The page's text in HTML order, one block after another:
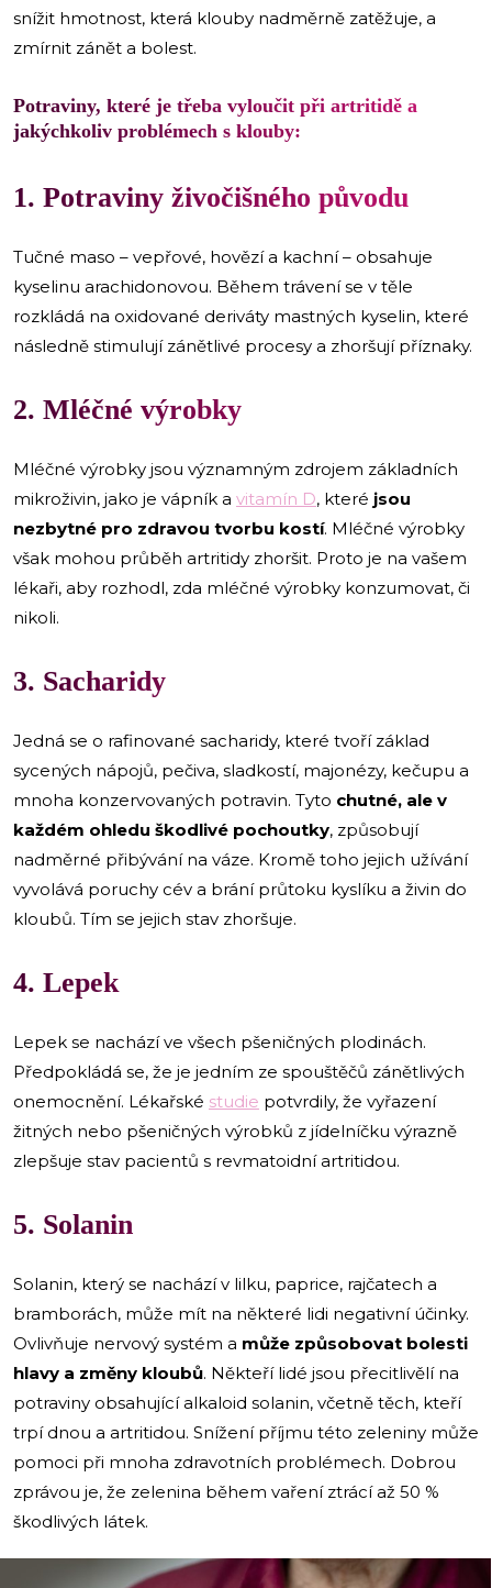
snížit hmotnost, která klouby nadměrně zatěžuje, a
zmírnit zánět a bolest.
Potraviny, které je třeba vyloučit při artritidě a
jakýchkoliv problémech s klouby:
1. Potraviny živočišného původu
Tučné maso – vepřové, hovězí a kachní – obsahuje
kyselinu arachidonovou. Během trávení se v těle
rozkládá na oxidované deriváty mastných kyselin, které
následně stimulují zánětlivé procesy a zhoršují příznaky.
2. Mléčné výrobky
Mléčné výrobky jsou významným zdrojem základních
mikroživin, jako je vápník a vitamín D, které jsou
nezbytné pro zdravou tvorbu kostí. Mléčné výrobky
však mohou průběh artritidy zhoršit. Proto je na vašem
lékaři, aby rozhodl, zda mléčné výrobky konzumovat, či
nikoli.
3. Sacharidy
Jedná se o rafinované sacharidy, které tvoří základ
sycených nápojů, pečiva, sladkostí, majonézy, kečupu a
mnoha konzervovaných potravin. Tyto chutné, ale v
každém ohledu škodlivé pochoutky, způsobují
nadměrné přibývání na váze. Kromě toho jejich užívání
vyvolává poruchy cév a brání průtoku kyslíku a živin do
kloubů. Tím se jejich stav zhoršuje.
4. Lepek
Lepek se nachází ve všech pšeničných plodinách.
Předpokládá se, že je jedním ze spouštěčů zánětlivých
onemocnění. Lékařské studie potvrdily, že vyřazení
žitných nebo pšeničných výrobků z jídelníčku výrazně
zlepšuje stav pacientů s revmatoidní artritidou.
5. Solanin
Solanin, který se nachází v lilku, paprice, rajčatech a
bramborách, může mít na některé lidi negativní účinky.
Ovlivňuje nervový systém a může způsobovat bolesti
hlavy a změny kloubů. Někteří lidé jsou přecitlivělí na
potraviny obsahující alkaloid solanin, včetně těch, kteří
trpí dnou a artritidou. Snížení příjmu této zeleniny může
pomoci při mnoha zdravotních problémech. Dobrou
zprávou je, že zelenina během vaření ztrácí až 50 %
škodlivých látek.